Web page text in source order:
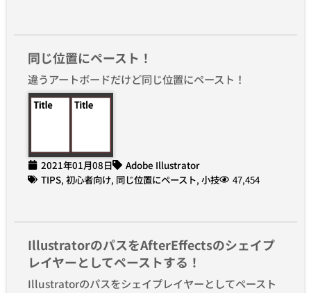
同じ位置にペースト！
違うアートボードだけど同じ位置にペースト！
2021年01月08日
Adobe Illustrator
TIPS, 初心者向け, 同じ位置にペースト, 小技 47,454
IllustratorのパスをAfterEffectsのシェイプ
レイヤーとしてペーストする！
Illustratorのパスをシェイプレイヤーとしてペースト